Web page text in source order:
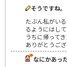
そうですね。
たぶん私がい
るようにはし
うちに帰って
ありがとうござ
なにかあっ